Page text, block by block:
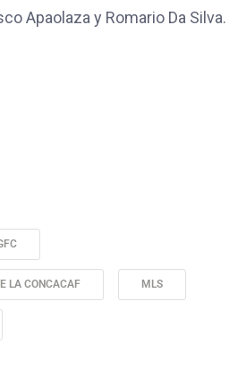
Apaolaza y Romario Da Silva.
LA CONCACAF MLS